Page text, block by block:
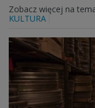
Zobacz więcej na
KULTURA